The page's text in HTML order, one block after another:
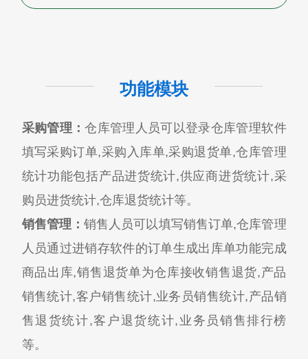
功能模块
采购管理：仓库管理人员可以登录仓库管理软件
填写采购订单,采购入库单,采购退货单,仓库管理
统计功能包括产品进货统计,供应商进货统计,采
购员进货统计,仓库退货统计等。
销售管理： 销售人员可以填写销售订单,仓库管理
人员通过进销存软件的订单生成出库单功能完成
商品出库,销售退货单为仓库接收销售退货,产品
销售统计,客户销售统计,业务员销售统计,产品销
售退货统计,客户退货统计,业务员销售排行榜
等。